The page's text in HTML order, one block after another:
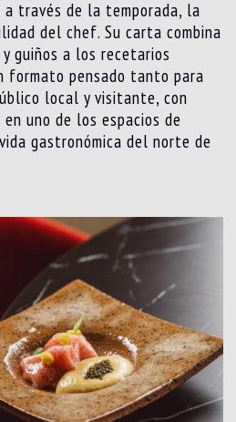
a través de la temporada, la
del chef. Su carta combina
guiños a los recetarios
formato pensado tanto para
local y visitante, con
uno de los espacios de
gastronómica del norte de